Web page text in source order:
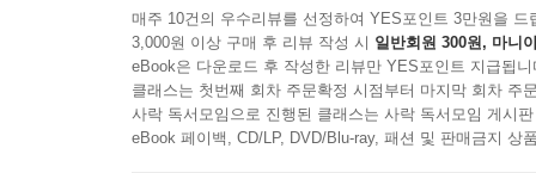
매주 10건의 우수리뷰를 선정하여 YES포인트 3만원을 드
3,000원 이상 구매 후 리뷰 작성 시 일반회원 300원, 마니
eBook은 다운로드 후 작성한 리뷰만 YES포인트 지급됩니
클래스는 첫번째 회차 주문확정 시점부터 마지막 회차 주
사락 독서모임으로 진행된 클래스는 사락 독서모임 게시
eBook 페이백, CD/LP, DVD/Blu-ray, 패션 및 판매금지 상